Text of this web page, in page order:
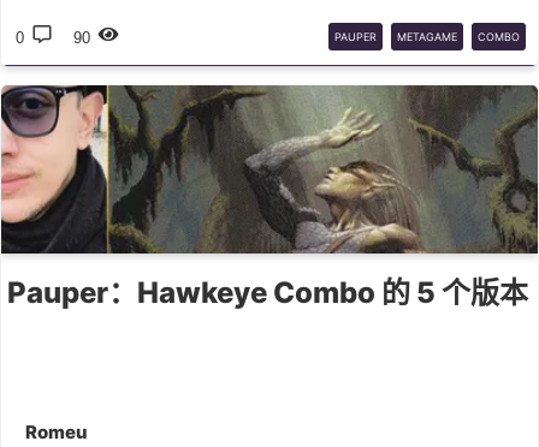
0 90 PAUPER METAGAME COMBO
Pauper：Hawkeye Combo 的 5 个版本
Romeu